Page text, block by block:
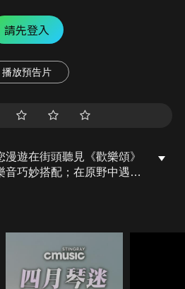
請先登入
播放預告片
遊在街頭聽見《歡樂頌》
音巧妙搭配；在原野中遇見
第一冊》，與鋼琴王子郎朗
的《兒童天地》相互輝